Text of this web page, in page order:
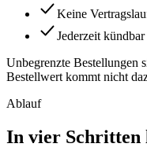
Keine
Jederzeit kündbar
Unbegrenzte Bestellungen
Bestellwert kommt nicht
Ablauf
In vier Schritten